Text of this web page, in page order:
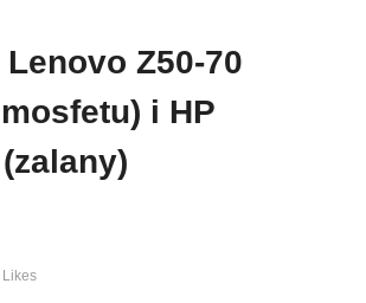
Z50-70
i HP
Likes